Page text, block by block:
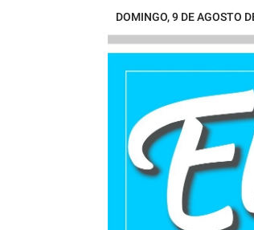
DOMINGO, 9 DE AGOSTO